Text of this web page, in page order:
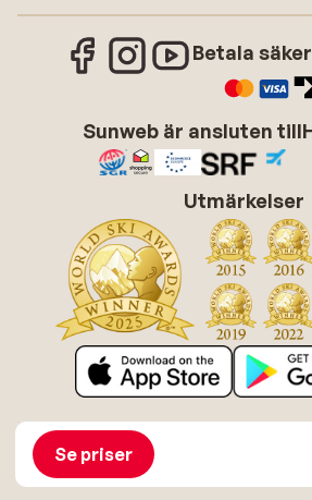
Se priser
Betala
Sunweb är ansluten till
Utmärkelser
Om SunwebJobba hos Sunweb
Tillgänglighetsdirektiv